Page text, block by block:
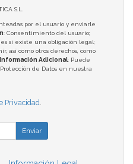
S.L.
por el usuario y enviarle
: Consentimiento del usuario;
si existe una obligación legal;
así como otros derechos, como
Información Adicional: Puede
de Datos en nuestra
Privacidad
Enviar